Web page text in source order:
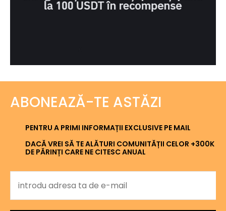
ABONEAZĂ-TE ASTĂZI
PENTRU A PRIMI INFORMAȚII EXCLUSIVE PE MAIL
DACĂ VREI SĂ TE ALĂTURI COMUNITĂȚII CELOR +300K
DE PĂRINȚI CARE NE CITESC ANUAL